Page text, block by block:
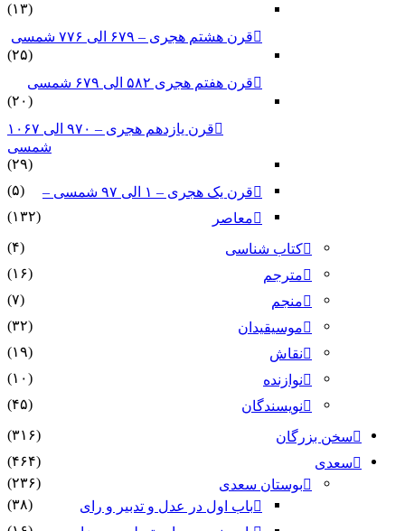
(۱۳)
قرن هشتم هجری – ۶۷۹ الی ۷۷۶ شمسی
(۲۵)
قرن هفتم هجری ۵۸۲ الی ۶۷۹ شمسی
(۲۰)
قرن یازدهم هجری – ۹۷۰ الی ۱۰۶۷
شمسی
(۲۹)
قرن یک هجری – ۱ الی ۹۷ شمسی –
(۵)
معاصر
(۱۳۲)
کتاب شناسی
(۴)
مترجم
(۱۶)
منجم
(۷)
موسیقیدان
(۳۲)
نقاش
(۱۹)
نوازنده
(۱۰)
نویسندگان
(۴۵)
سخن بزرگان
(۳۱۶)
سعدی
(۴۶۴)
بوستان سعدی
(۲۳۶)
باب اول در عدل و تدبیر و رای
(۳۸)